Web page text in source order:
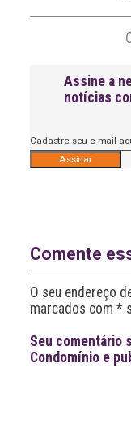
Assine a
notícias
n
a
t
i
v
:
Comente
O seu endereço
marcados com *
Seu comentário
Condomínio e